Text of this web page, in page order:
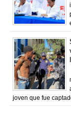
joven que fue